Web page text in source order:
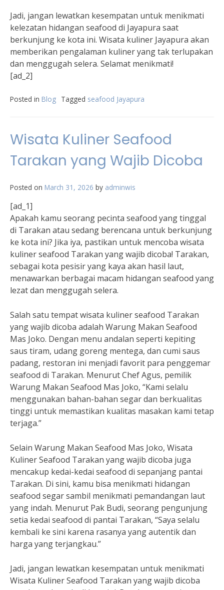
Jadi, jangan lewatkan kesempatan untuk menikmati
kelezatan hidangan seafood di Jayapura saat
berkunjung ke kota ini. Wisata kuliner Jayapura akan
memberikan pengalaman kuliner yang tak terlupakan
dan menggugah selera. Selamat menikmati!
[ad_2]
Posted in Blog Tagged seafood Jayapura
Wisata Kuliner Seafood
Tarakan yang Wajib Dicoba
Posted on March 31, 2026 by adminwis
[ad_1]
Apakah kamu seorang pecinta seafood yang tinggal
di Tarakan atau sedang berencana untuk berkunjung
ke kota ini? Jika iya, pastikan untuk mencoba wisata
kuliner seafood Tarakan yang wajib dicoba! Tarakan,
sebagai kota pesisir yang kaya akan hasil laut,
menawarkan berbagai macam hidangan seafood yang
lezat dan menggugah selera.
Salah satu tempat wisata kuliner seafood Tarakan
yang wajib dicoba adalah Warung Makan Seafood
Mas Joko. Dengan menu andalan seperti kepiting
saus tiram, udang goreng mentega, dan cumi saus
padang, restoran ini menjadi favorit para penggemar
seafood di Tarakan. Menurut Chef Agus, pemilik
Warung Makan Seafood Mas Joko, “Kami selalu
menggunakan bahan-bahan segar dan berkualitas
tinggi untuk memastikan kualitas masakan kami tetap
terjaga.”
Selain Warung Makan Seafood Mas Joko, Wisata
Kuliner Seafood Tarakan yang wajib dicoba juga
mencakup kedai-kedai seafood di sepanjang pantai
Tarakan. Di sini, kamu bisa menikmati hidangan
seafood segar sambil menikmati pemandangan laut
yang indah. Menurut Pak Budi, seorang pengunjung
setia kedai seafood di pantai Tarakan, “Saya selalu
kembali ke sini karena rasanya yang autentik dan
harga yang terjangkau.”
Jadi, jangan lewatkan kesempatan untuk menikmati
Wisata Kuliner Seafood Tarakan yang wajib dicoba